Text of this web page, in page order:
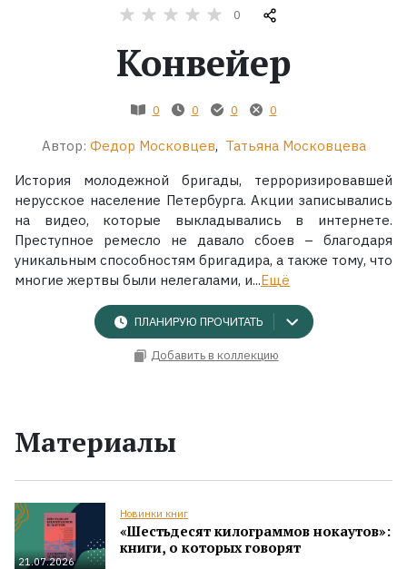
Экранизации
Коллекции
0
Конвейер
0 0 0 0
Автор: Федор Московцев, Татьяна Московцева
История молодежной бригады, терроризировавшей
нерусское население Петербурга. Акции записывались
на видео, которые выкладывались в интернете.
Преступное ремесло не давало сбоев – благодаря
уникальным способностям бригадира, а также тому, что
многие жертвы были нелегалами, и...Ещё
ПЛАНИРУЮ ПРОЧИТАТЬ
Добавить в коллекцию
Материалы
21.07.2026
Новинки книг
«Шестьдесят килограммов нокаутов»:
книги, о которых говорят